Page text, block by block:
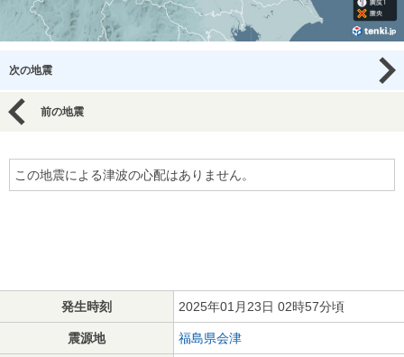
次の地震
前の地震
この地震による津波の心配はありません。
発生時刻 2025年01月23日 02時57分頃
震源地 福島県会津